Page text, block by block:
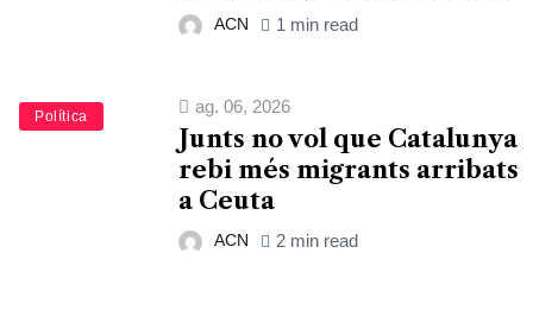
ACN 1 min read
Política
ag. 06, 2026
Junts no vol que Catalunya
rebi més migrants arribats
a Ceuta
ACN 2 min read